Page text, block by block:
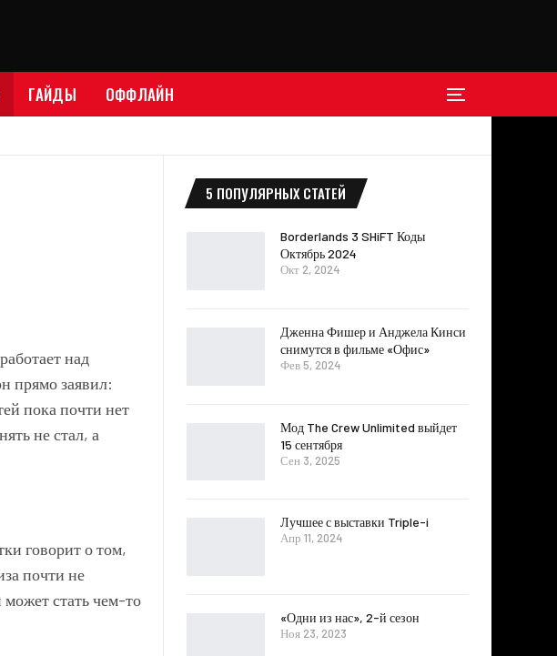
ГАЙДЫ ОФФЛАЙН
над
прямо заявил:
пока почти нет
не стал, а
говорит о том,
почти не
может стать чем-то
5 ПОПУЛЯРНЫХ СТАТЕЙ
Borderlands 3 SHiFT Коды
Октябрь 2024
Окт 2, 2024
Дженна Фишер и Анджела Кинси
снимутся в фильме «Офис»
Фев 5, 2024
Мод The Crew Unlimited выйдет
15 сентября
Сен 3, 2025
Лучшее с выставки Triple-i
Апр 11, 2024
«Одни из нас», 2-й сезон
Ноя 23, 2023